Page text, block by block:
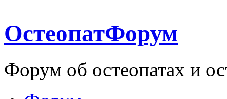
ОстеопатФорум
Форум об остеопатах и